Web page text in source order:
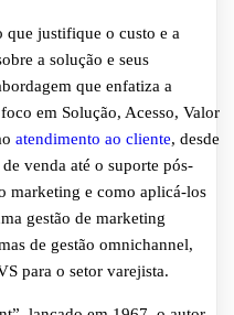
justifique o custo e a
a solução e seus
que enfatiza a
em Solução, Acesso, Valor
atendimento ao cliente, desde
venda até o suporte pós-
marketing e como aplicá-los
gestão de marketing
de gestão omnichannel,
para o setor varejista.